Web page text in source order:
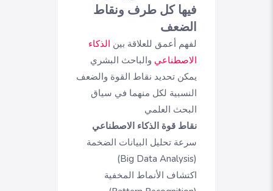
فيها كل طرف ونقاط
الضعف
لفهم أعمق للعلاقة بين الذكاء
الاصطناعي والباحث البشري
يمكن تحديد نقاط القوة والضعف
النسبية لكل منهما في سياق
البحث العلمي
نقاط قوة الذكاء الاصطناعي
سرعة تحليل البيانات الضخمة
(Big Data Analysis)
اكتشاف الأنماط المخفية